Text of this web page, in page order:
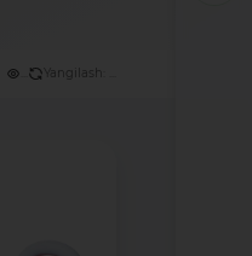
Yangilash: ...